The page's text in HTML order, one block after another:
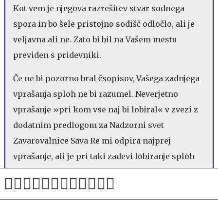
Kot vem je njegova razrešitev stvar sodnega
spora in bo šele pristojno sodišč odločlo, ali je
veljavna ali ne. Zato bi bil na Vašem mestu
previden s pridevniki.
Če ne bi pozorno bral čsopisov, Vašega zadnjega
vprašanja sploh ne bi razumel. Neverjetno
vprašanje »pri kom vse naj bi lobiral« v zvezi z
dodatnim predlogom za Nadzorni svet
Zavarovalnice Sava Re mi odpira najprej
vprašanje, ali je pri taki zadevi lobiranje sploh
kotira na borzi in ki jo upravljajo in nadzirajo